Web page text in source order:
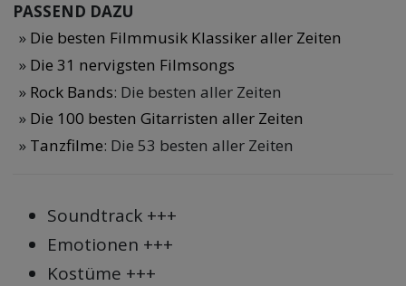
PASSEND DAZU
Die besten Filmmusik Klassiker aller Zeiten
Die 31 nervigsten Filmsongs
Rock Bands: Die besten aller Zeiten
Die 100 besten Gitarristen aller Zeiten
Tanzfilme: Die 53 besten aller Zeiten
Soundtrack +++
Emotionen +++
Kostüme +++